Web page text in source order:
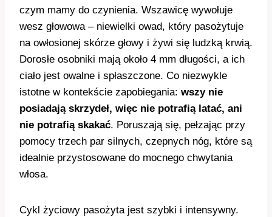
czym mamy do czynienia. Wszawicę wywołuje
wesz głowowa – niewielki owad, który pasożytuje
na owłosionej skórze głowy i żywi się ludzką krwią.
Dorosłe osobniki mają około 4 mm długości, a ich
ciało jest owalne i spłaszczone. Co niezwykle
istotne w kontekście zapobiegania: wszy nie
posiadają skrzydeł, więc nie potrafią latać, ani
nie potrafią skakać. Poruszają się, pełzając przy
pomocy trzech par silnych, czepnych nóg, które są
idealnie przystosowane do mocnego chwytania
włosa.
Cykl życiowy pasożyta jest szybki i intensywny.